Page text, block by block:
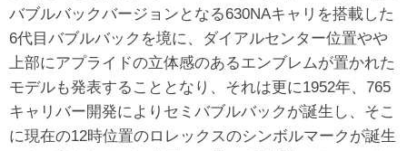
バブルバックバージョンとなる630NAキャリを搭載した
6代目バブルバックを境に、ダイアルセンター位置やや
上部にアプライドの立体感のあるエンブレムが置かれた
モデルも発表することとなり、それは更に1952年、765
キャリバー開発によりセミバブルバックが誕生し、そこ
に現在の12時位置のロレックスのシンボルマークが誕生